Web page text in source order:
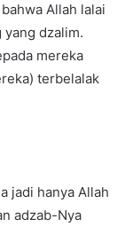
Allah lalai
dzalim.
mereka
terbelalak
jadi hanya Allah
adzab-Nya